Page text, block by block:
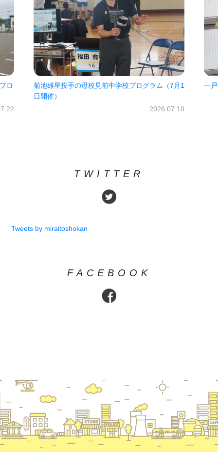
菊池雄星投手の母校見前中学校プログラム（7月1
日開催）
2026.07.10
一戸
TWITTER
Tweets by miraitoshokan
FACEBOOK